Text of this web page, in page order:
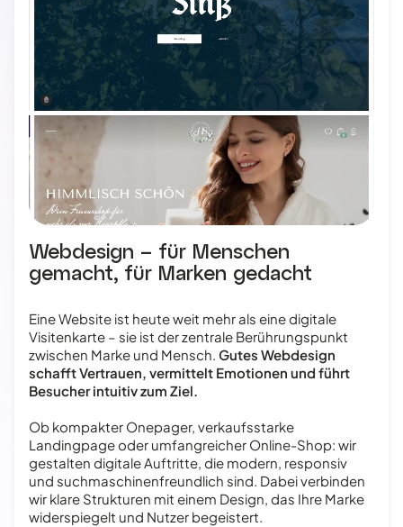
Webdesign – für Menschen
gemacht, für Marken gedacht
Eine Website ist heute weit mehr als eine digitale
Visitenkarte – sie ist der zentrale Berührungspunkt
zwischen Marke und Mensch. Gutes Webdesign
schafft Vertrauen, vermittelt Emotionen und führt
Besucher intuitiv zum Ziel.
Ob kompakter Onepager, verkaufsstarke
Landingpage oder umfangreicher Online-Shop: wir
gestalten digitale Auftritte, die modern, responsiv
und suchmaschinenfreundlich sind. Dabei verbinden
wir klare Strukturen mit einem Design, das Ihre Marke
widerspiegelt und Nutzer begeistert.